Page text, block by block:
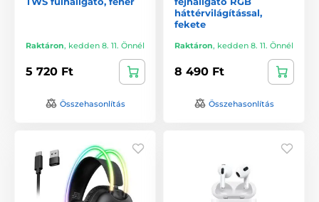
Raktáron, kedden 8. 11. Önnél
5 720 Ft
Összehasonlítás
háttérvilágítással,
fekete
Raktáron, kedden 8. 11. Önnél
8 490 Ft
Összehasonlítás